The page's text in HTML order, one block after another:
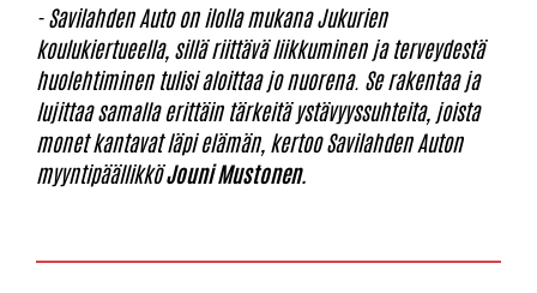
- Savilahden Auto on ilolla mukana Jukurien
koulukiertueella, sillä riittävä liikkuminen ja terveydestä
huolehtiminen tulisi aloittaa jo nuorena. Se rakentaa ja
lujittaa samalla erittäin tärkeitä ystävyyssuhteita, joista
monet kantavat läpi elämän, kertoo Savilahden Auton
myyntipäällikköJouni Mustonen.